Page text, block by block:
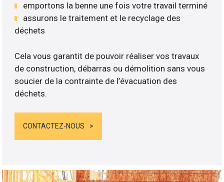
emportons la benne une fois votre travail terminé
assurons le traitement et le recyclage des
déchets
Cela vous garantit de pouvoir réaliser vos travaux
de construction, débarras ou démolition sans vous
soucier de la contrainte de l’évacuation des
déchets.
CONTACTEZ-NOUS